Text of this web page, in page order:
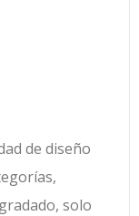
de diseño
solo